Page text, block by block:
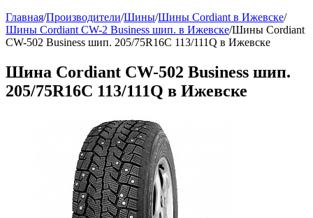
Главная/Производители/Шины/Шины Cordiant в Ижевске/
Шины Cordiant CW-2 Business шип. в Ижевске/Шины Cordiant
CW-502 Business шип. 205/75R16C 113/111Q в Ижевске
Шина Cordiant CW-502 Business шип.
205/75R16C 113/111Q в Ижевске